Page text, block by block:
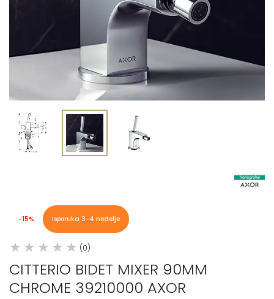
-15% Isporuka 3-4 nedelje
(0)
CITTERIO BIDET MIXER 90MM
CHROME 39210000 AXOR